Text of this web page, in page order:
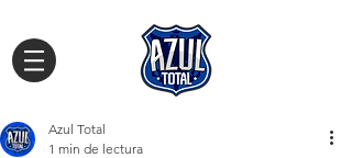
Azul Total
1 min de lectura